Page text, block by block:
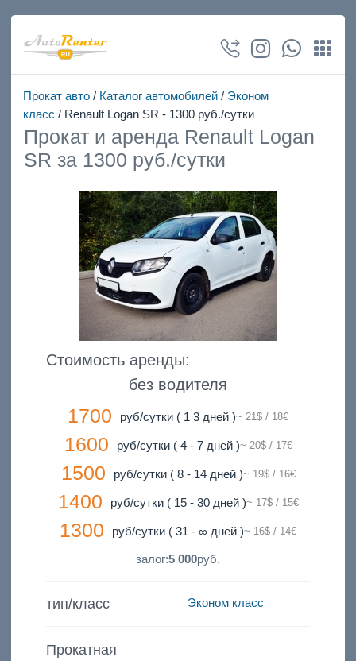
Прокат авто/ Каталог автомобилей/ Эконом
класс / Renault Logan SR - 1300 руб./сутки
Прокат и аренда Renault Logan
SR за 1300 руб./сутки
Стоимость аренды:
без водителя
1700 руб/сутки ( 1 3 дней )~ 21$ / 18€
1600 руб/сутки ( 4 - 7 дней )~ 20$ / 17€
1500 руб/сутки ( 8 - 14 дней )~ 19$ / 16€
1400 руб/сутки ( 15 - 30 дней )~ 17$ / 15€
1300 руб/сутки ( 31 - ∞ дней )~ 16$ / 14€
залог:5 000руб.
тип/класс Эконом класс
Прокатная